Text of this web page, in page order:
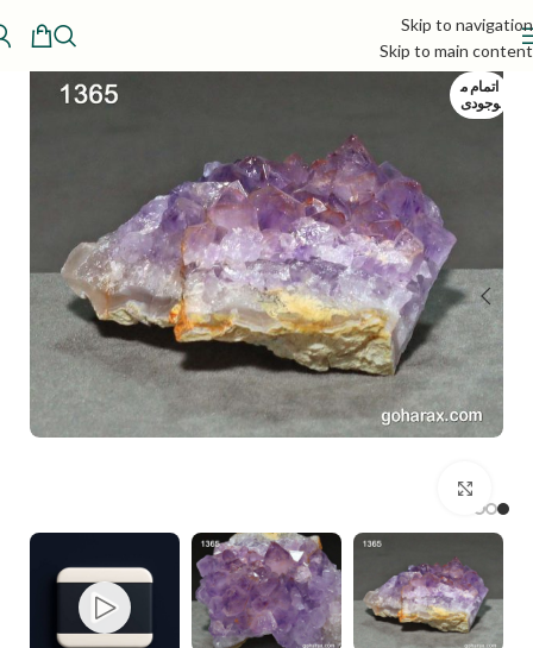
Skip to navigation
Skip to main content
اتمام م
وجودی